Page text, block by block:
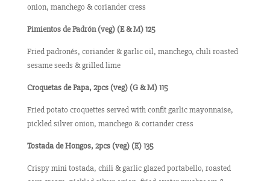
onion, manchego & coriander cress
Pimientos de Padrón (veg) (E & M) 125
Fried padronés, coriander & garlic oil, manchego, chili roasted
sesame seeds & grilled lime
Croquetas de Papa, 2pcs (veg) (G & M) 115
Fried potato croquettes served with confit garlic mayonnaise,
pickled silver onion, manchego & coriander cress
Tostada de Hongos, 2pcs (veg) (E) 135
Crispy mini tostada, chili & garlic glazed portabello, roasted